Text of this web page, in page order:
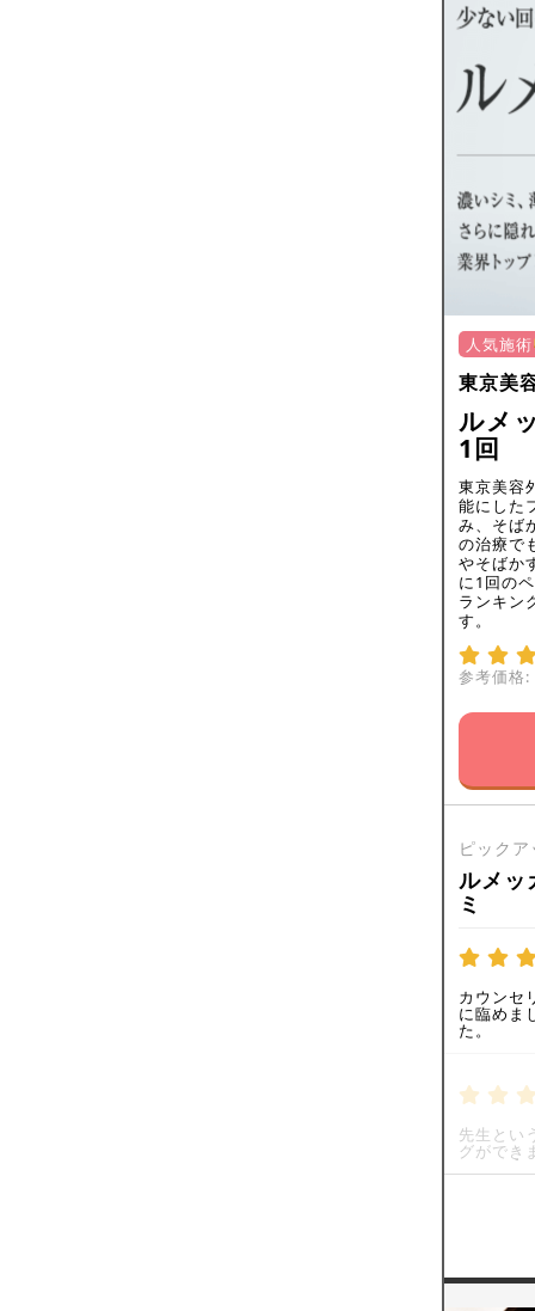
人気施術
東京美
ルメ
1回
東京美容
能にした
み、そば
の治療で
やそばか
に1回の
ランキン
す。
参考価格:
ピック
ルメッ
ミ
カウンセ
に臨めま
た。
先生とい
グができ